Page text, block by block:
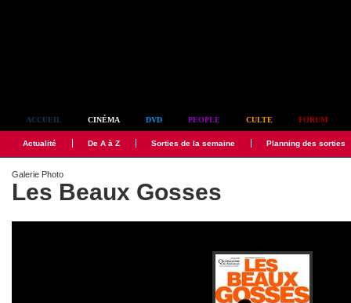
ACCUEIL CINÉMA DVD PEOPLE CULTE FORUM
Actualité De A à Z Sorties de la semaine Planning des sorties
Galerie Photo
Les Beaux Gosses